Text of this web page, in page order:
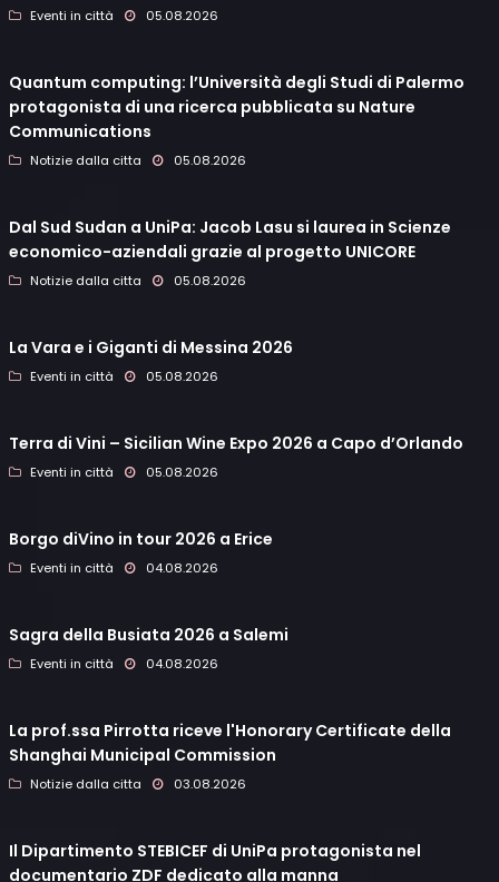
Eventi in città 05.08.2026
Quantum computing: l’Università degli Studi di Palermo
protagonista di una ricerca pubblicata su Nature
Communications
Notizie dalla citta 05.08.2026
Dal Sud Sudan a UniPa: Jacob Lasu si laurea in Scienze
economico-aziendali grazie al progetto UNICORE
Notizie dalla citta 05.08.2026
La Vara e i Giganti di Messina 2026
Eventi in città 05.08.2026
Terra di Vini – Sicilian Wine Expo 2026 a Capo d’Orlando
Eventi in città 05.08.2026
Borgo diVino in tour 2026 a Erice
Eventi in città 04.08.2026
Sagra della Busiata 2026 a Salemi
Eventi in città 04.08.2026
La prof.ssa Pirrotta riceve l'Honorary Certificate della
Shanghai Municipal Commission
Notizie dalla citta 03.08.2026
Il Dipartimento STEBICEF di UniPa protagonista nel
documentario ZDF dedicato alla manna